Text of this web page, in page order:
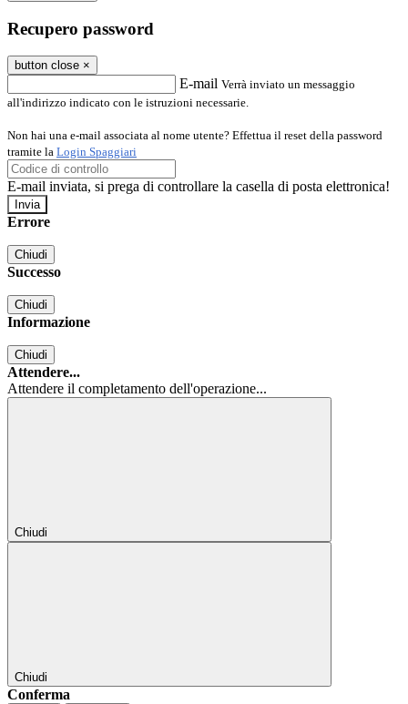
Recupero password
button close ×
E-mail Verrà inviato un messaggio
all'indirizzo indicato con le istruzioni necessarie.
Non hai una e-mail associata al nome utente? Effettua il reset della password
tramite la Login Spaggiari
E-mail inviata, si prega di controllare la casella di posta elettronica!
Errore
Chiudi
Successo
Chiudi
Informazione
Chiudi
Attendere...
Attendere il completamento dell'operazione...
Chiudi
Chiudi
Conferma